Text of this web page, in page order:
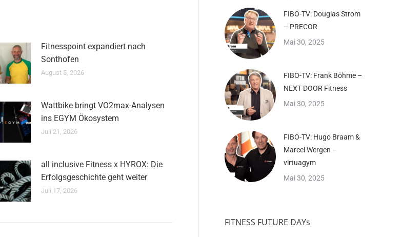
Fitnesspoint expandiert nach
Sonthofen
August 5, 2026
Wattbike bringt VO2max-Analysen
ins EGYM Ökosystem
Juli 21, 2026
all inclusive Fitness x HYROX: Die
Erfolgsgeschichte geht weiter
Juli 17, 2026
FIBO-TV: Douglas Strom
– PRECOR
Mai 30, 2025
FIBO-TV: Frank Böhme –
NEXT DOOR Fitness
Mai 30, 2025
FIBO-TV: Hugo Braam &
Marcel Wergen –
virtuagym
Mai 30, 2025
FITNESS FUTURE DAYs